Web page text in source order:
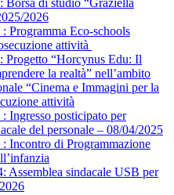
Borsa di studio “Graziella
2026
Programma Eco-schools
attività
Progetto “Horcynus Edu: Il
la realtà” nell’ambito
“Cinema e Immagini per la
attività
Ingresso posticipato per
del personale – 08/04/2025
Incontro di Programmazione
Assemblea sindacale USB per